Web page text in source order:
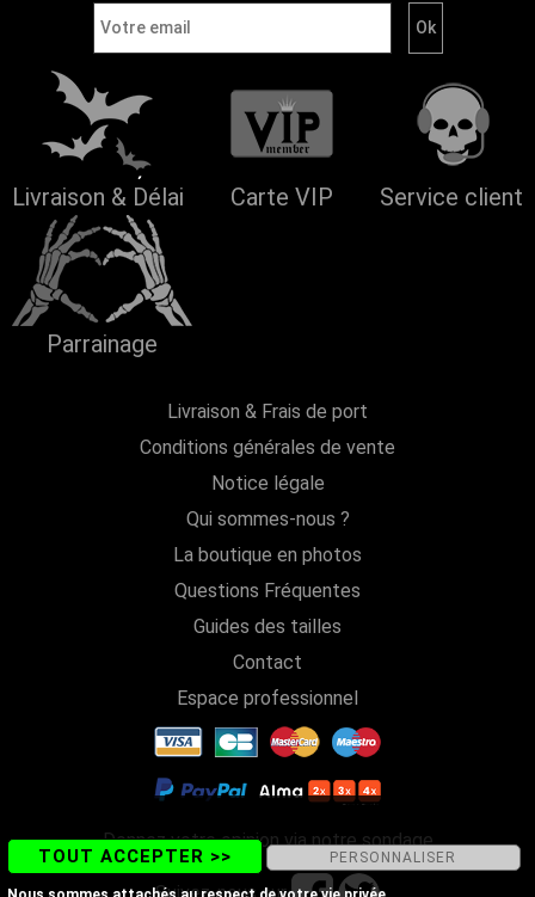
Livraison & Délai Carte VIP Service client
Parrainage
Livraison & Frais de port
Conditions générales de vente
Notice légale
Qui sommes-nous ?
La boutique en photos
Questions Fréquentes
Guides des tailles
Contact
Espace professionnel
Donnez votre opinion via notre sondage
TOUT ACCEPTER >> PERSONNALISER